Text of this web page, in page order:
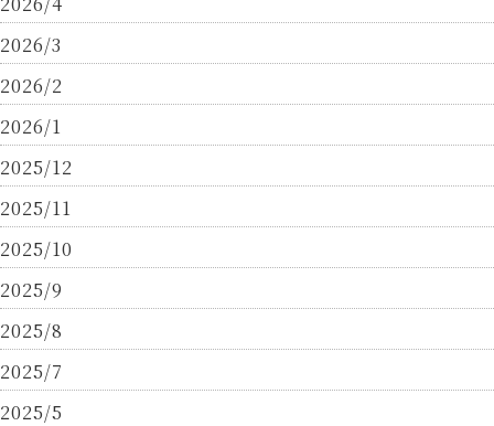
2026/3
2026/2
2026/1
2025/12
2025/11
2025/10
2025/9
2025/8
2025/7
2025/5